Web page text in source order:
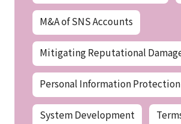
M&A of SNS Accounts
Mitigating Reputational
Personal Information Protection
System Development